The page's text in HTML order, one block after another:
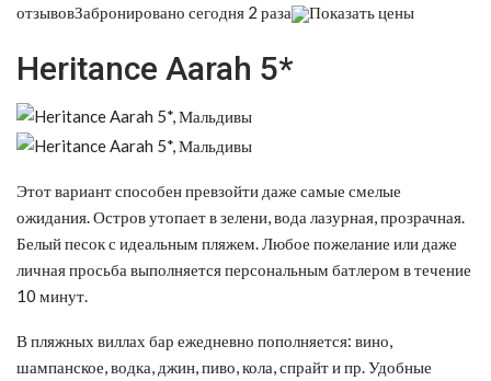
отзывовЗабронировано сегодня 2 раза
Показать цены
Heritance Aarah 5*
Этот вариант способен превзойти даже самые смелые
ожидания. Остров утопает в зелени, вода лазурная, прозрачная.
Белый песок с идеальным пляжем. Любое пожелание или даже
личная просьба выполняется персональным батлером в течение
10 минут.
В пляжных виллах бар ежедневно пополняется: вино,
шампанское, водка, джин, пиво, кола, спрайт и пр. Удобные